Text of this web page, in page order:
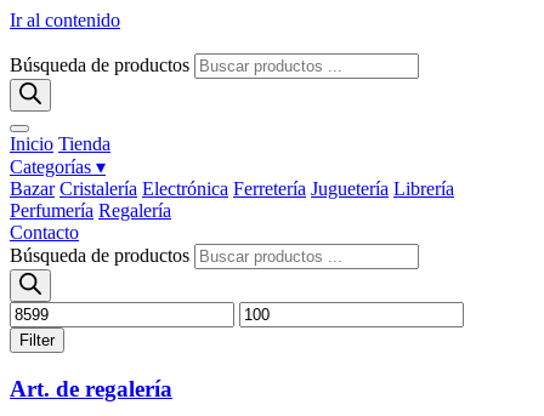
Ir al contenido
Búsqueda de productos
Inicio Tienda
Categorías ▾
Bazar Cristalería Electrónica Ferretería Juguetería Librería
Perfumería Regalería
Contacto
Búsqueda de productos
Filter
Art. de regalería